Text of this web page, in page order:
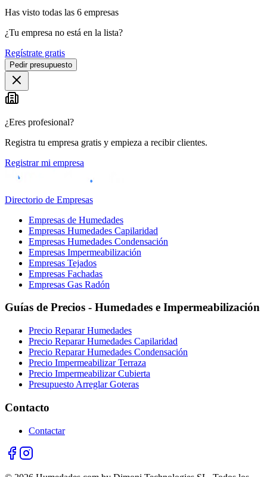
Has visto todas las 6 empresas
¿Tu empresa no está en la lista?
Regístrate gratis
Pedir presupuesto
¿Eres profesional?
Registra tu empresa gratis y empieza a recibir clientes.
Registrar mi empresa
Directorio de Empresas
Empresas de Humedades
Empresas Humedades Capilaridad
Empresas Humedades Condensación
Empresas Impermeabilización
Empresas Tejados
Empresas Fachadas
Empresas Gas Radón
Guías de Precios - Humedades e Impermeabilización
Precio Reparar Humedades
Precio Reparar Humedades Capilaridad
Precio Reparar Humedades Condensación
Precio Impermeabilizar Terraza
Precio Impermeabilizar Cubierta
Presupuesto Arreglar Goteras
Contacto
Contactar